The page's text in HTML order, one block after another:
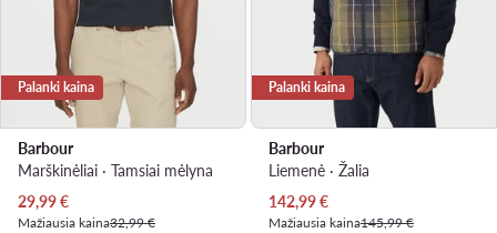
Palanki kaina
Barbour
Marškinėliai · Tamsiai mėlyna
Dabartinė kaina
29,99€
Mažiausia kaina32,99 €
Palanki kaina
Barbour
Liemenė · Žalia
Dabartinė kaina
142,99€
Mažiausia kaina145,99 €